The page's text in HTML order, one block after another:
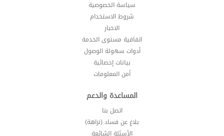
سياسة الخصوصية
شروط الاستخدام
الاخبار
اتفاقية مستوى الخدمة
أدوات سهولة الوصول
بيانات إحصائية
أمن المعلومات
المساعدة والدعم
اتصل بنا
بلاغ عن فساد (نزاهة)
الأسئلة الشائعة